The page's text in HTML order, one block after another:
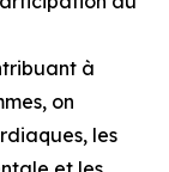
à
on
les